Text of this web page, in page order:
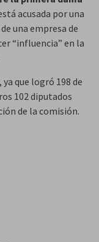
acusada por una
una empresa de
“influencia” en la
que logró 198 de
102 diputados
de la comisión.